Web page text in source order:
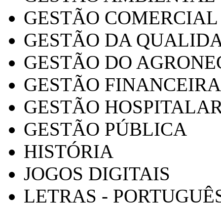
GESTÃO COMERCIAL
GESTÃO DA
GESTÃO DO
GESTÃO FINANCEIRA
GESTÃO
GESTÃO PÚBLICA
HISTÓRIA
JOGOS DIGITAIS
LETRAS -